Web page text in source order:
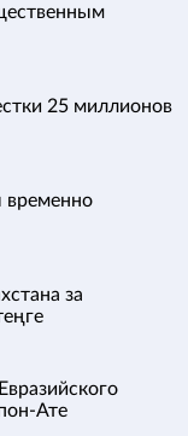
25 миллионов
временно
за
Ате